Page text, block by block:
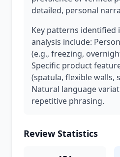
detailed, personal
Key patterns identified
analysis include:
(e.g., freezing,
Specific product
(spatula, flexible walls,
Natural language
repetitive phrasing.
Review Statistics